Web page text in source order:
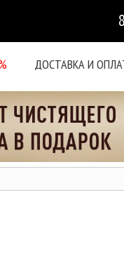
ДОСТАВКА И